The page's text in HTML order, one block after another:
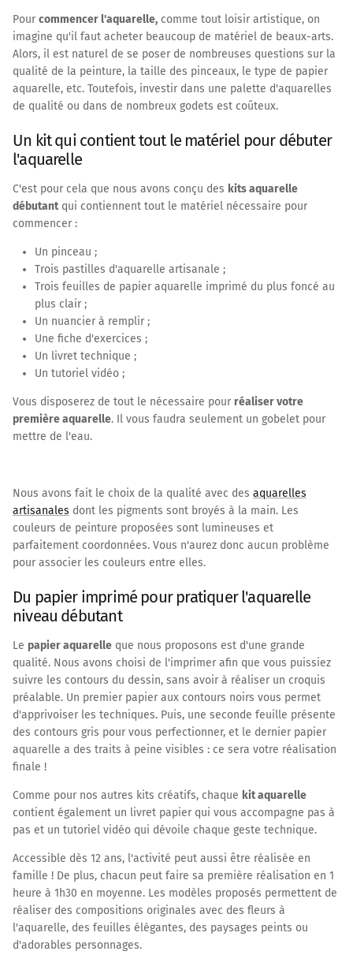
Pourcommencer l'aquarelle, comme tout loisir artistique, on
imagine qu'il faut acheter beaucoup de matériel de beaux-arts.
Alors, il est naturel de se poser de nombreuses questions sur la
qualité de la peinture, la taille des pinceaux, le type de papier
aquarelle, etc. Toutefois, investir dans une palette d'aquarelles
de qualité ou dans de nombreux godets est coûteux.
Un kit qui contient tout le matériel pour débuter
l'aquarelle
C'est pour cela que nous avons conçu des kits aquarelle
débutantqui contiennent tout le matériel nécessaire pour
commencer :
Un pinceau ;
Trois pastilles d'aquarelle artisanale ;
Trois feuilles de papier aquarelle imprimé du plus foncé au
plus clair ;
Un nuancier à remplir ;
Une fiche d'exercices ;
Un livret technique ;
Un tutoriel vidéo ;
Vous disposerez de tout le nécessaire pour réaliser votre
première aquarelle. Il vous faudra seulement un gobelet pour
mettre de l'eau.
Nous avons fait le choix de la qualité avec des aquarelles
artisanales dont les pigments sont broyés à la main. Les
couleurs de peinture proposées sont lumineuses et
parfaitement coordonnées. Vous n'aurez donc aucun problème
pour associer les couleurs entre elles.
Du papier imprimé pour pratiquer l'aquarelle
niveau débutant
Le papier aquarelle que nous proposons est d'une grande
qualité. Nous avons choisi de l'imprimer afin que vous puissiez
suivre les contours du dessin, sans avoir à réaliser un croquis
préalable. Un premier papier aux contours noirs vous permet
d'apprivoiser les techniques. Puis, une seconde feuille présente
des contours gris pour vous perfectionner, et le dernier papier
aquarelle a des traits à peine visibles : ce sera votre réalisation
finale !
Comme pour nos autres kits créatifs, chaque kit aquarelle
contient également un livret papier qui vous accompagne pas à
pas et un tutoriel vidéo qui dévoile chaque geste technique.
Accessible dès 12 ans, l'activité peut aussi être réalisée en
famille ! De plus, chacun peut faire sa première réalisation en 1
heure à 1h30 en moyenne. Les modèles proposés permettent de
réaliser des compositions originales avec des fleurs à
l'aquarelle, des feuilles élégantes, des paysages peints ou
d'adorables personnages.